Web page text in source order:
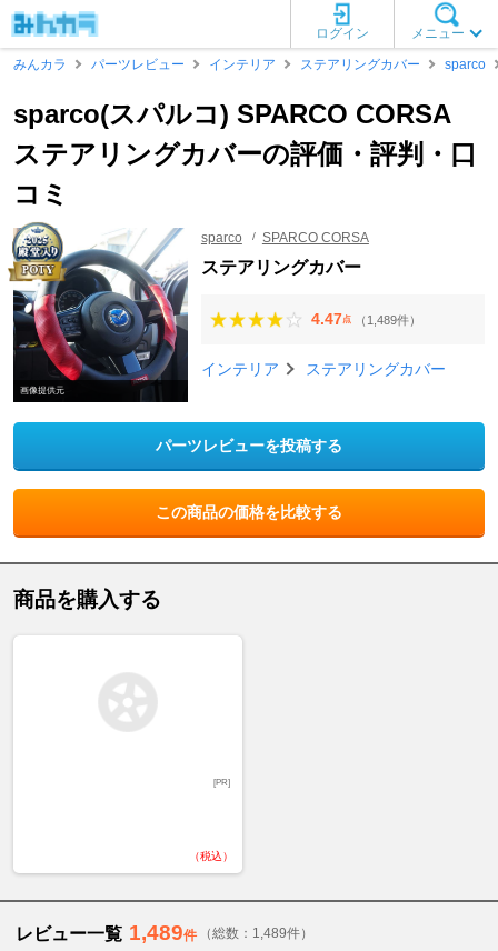
メニュー
ログイン
みんカラ
パーツレビュー インテリア ステアリングカバー sparco
sparco(スパルコ) SPARCO CORSA
ステアリングカバーの評価・評判・口
コミ
画像提供元
sparco SPARCO CORSA
ステアリングカバー
4.47点 （1,489件）
インテリア ステアリングカバー
パーツレビューを投稿する
この商品の価格を比較する
商品を購入する
[PR]
（税込）
レビュー一覧 1,489件 （総数：1,489件）